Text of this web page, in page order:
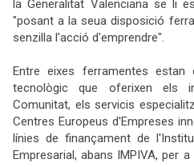
la Generalitat Valenciana se li
"posant a la seua disposició
senzilla l'acció d'emprendre".
Entre eixes ferramentes estan
tecnològic que oferixen els
Comunitat, els servicis
Centres Europeus d'Empreses
línies de finançament de
Empresarial, abans IMPIVA, per